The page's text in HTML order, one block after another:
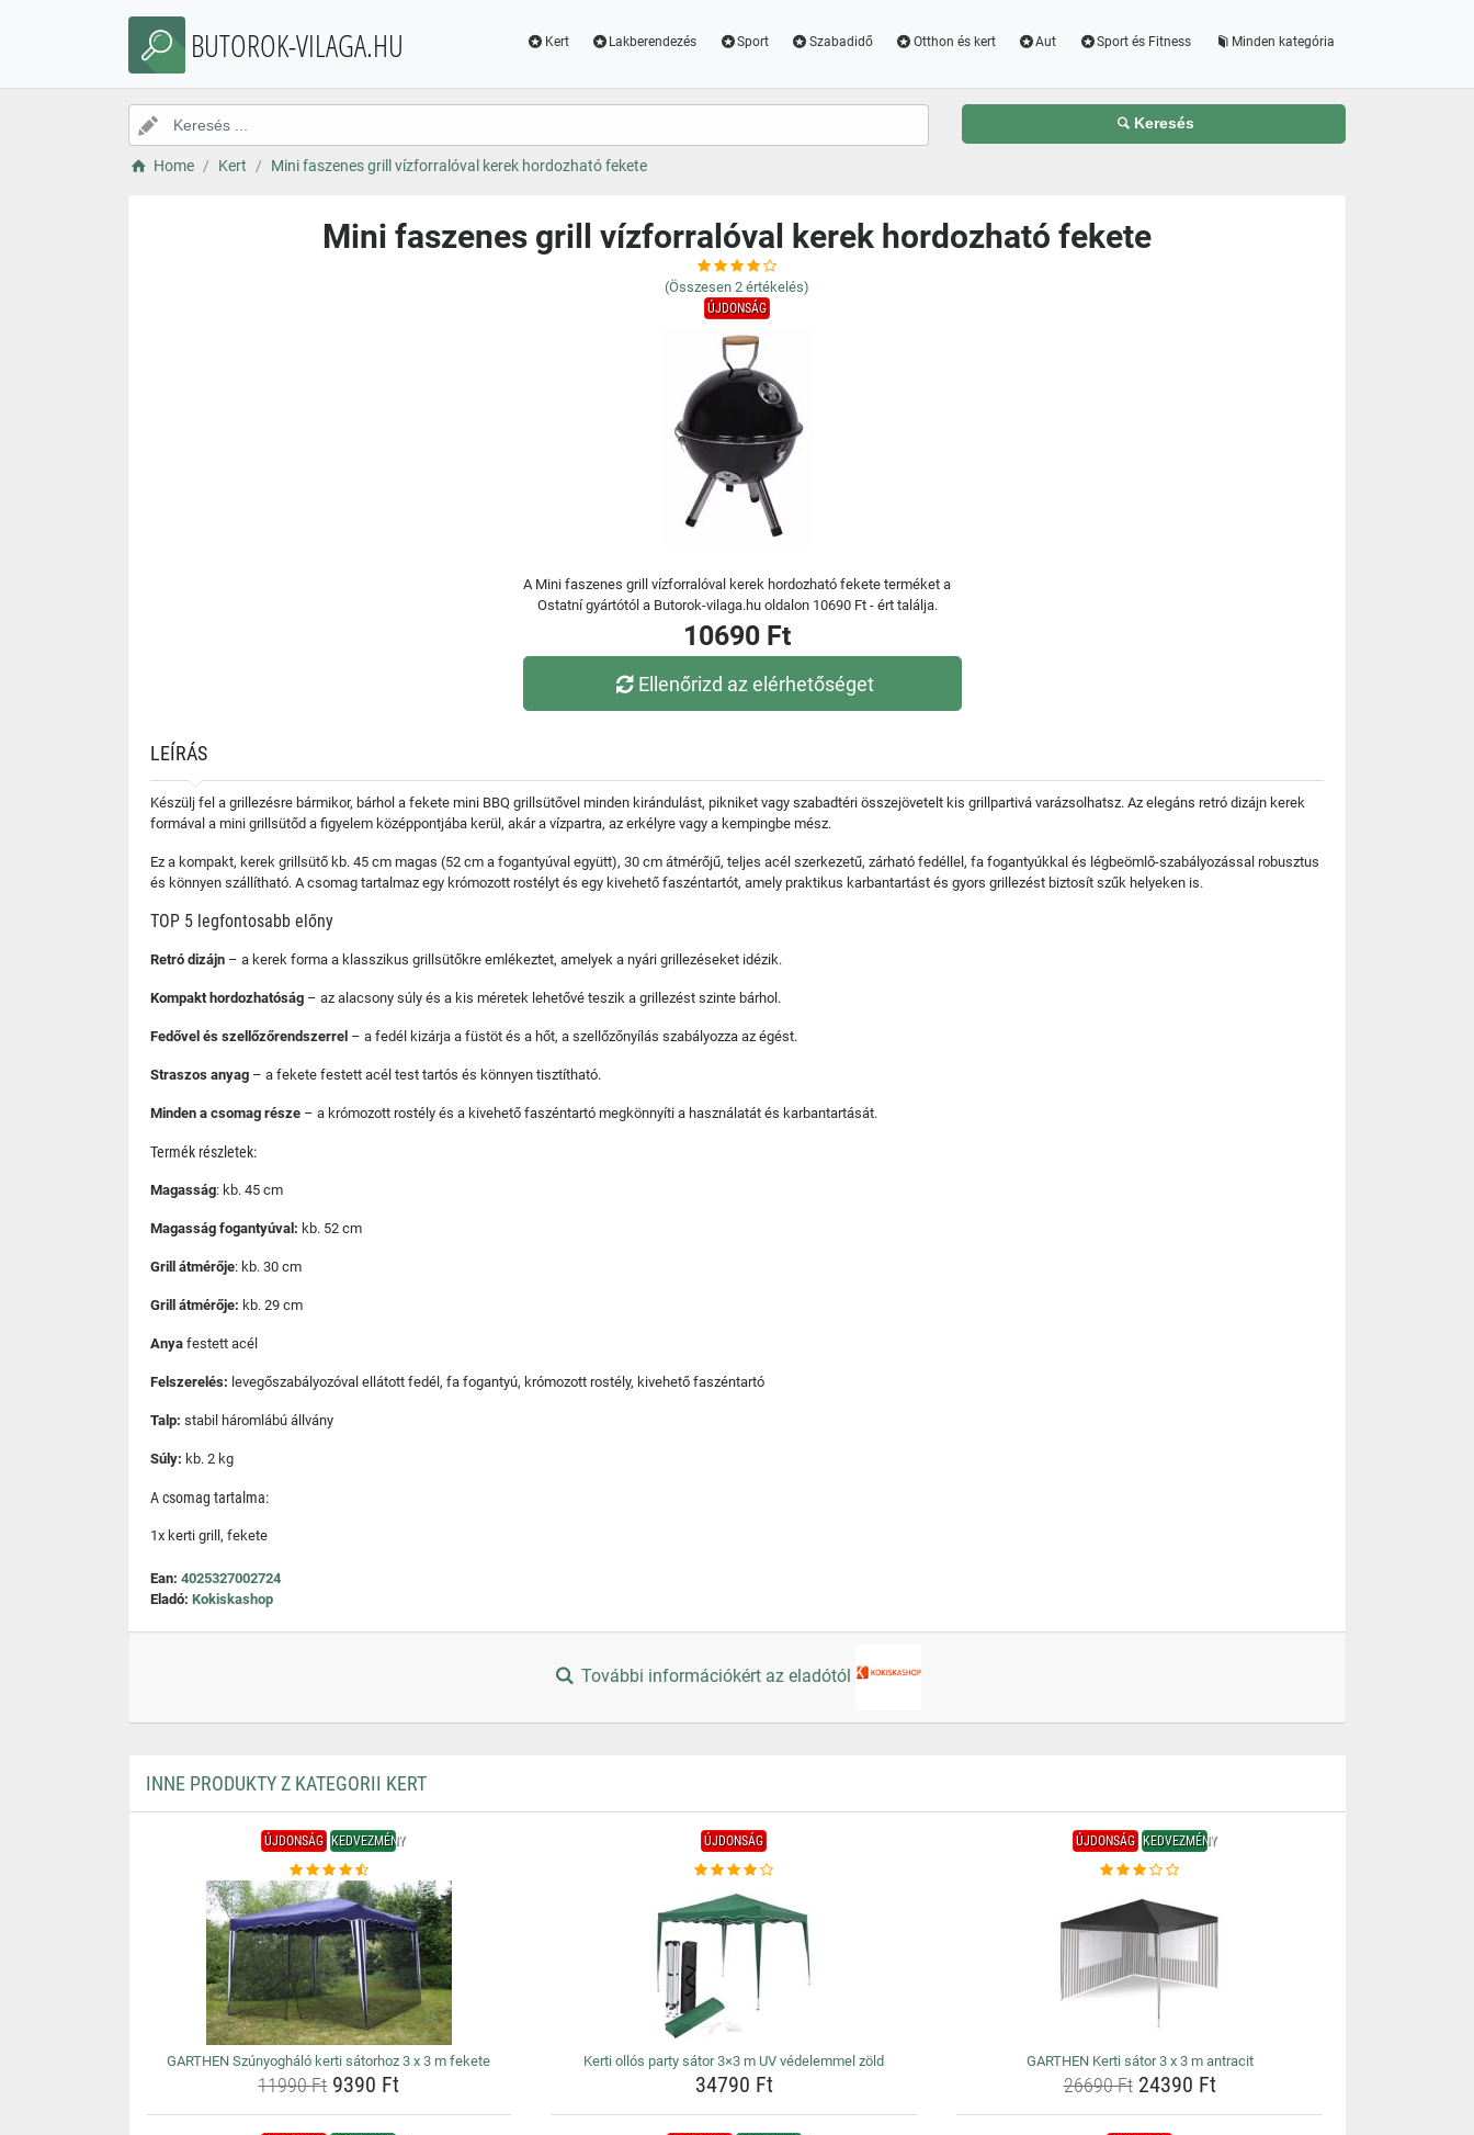
BUTOROK-VILAGA.HU Kert Lakberendezés Sport Szabadidő Otthon és kert Aut Sport és Fitness Minden kategória
Keresés
Home Kert Mini faszenes grill vízforralóval kerek hordozható fekete
Mini faszenes grill vízforralóval kerek hordozható fekete
(Összesen 2 értékelés)
ÚJDONSÁG
A Mini faszenes grill vízforralóval kerek hordozható fekete terméket a
Ostatní gyártótól a Butorok-vilaga.hu oldalon 10690 Ft - ért találja.
10690 Ft
Ellenőrizd az elérhetőséget
LEÍRÁS
Készülj fel a grillezésre bármikor, bárhol a fekete mini BBQ grillsütővel minden kirándulást, pikniket vagy szabadtéri összejövetelt kis grillpartivá varázsolhatsz. Az elegáns retró dizájn kerek
formával a mini grillsütőd a figyelem középpontjába kerül, akár a vízpartra, az erkélyre vagy a kempingbe mész.
Ez a kompakt, kerek grillsütő kb. 45 cm magas (52 cm a fogantyúval együtt), 30 cm átmérőjű, teljes acél szerkezetű, zárható fedéllel, fa fogantyúkkal és légbeömlő-szabályozással robusztus
és könnyen szállítható. A csomag tartalmaz egy krómozott rostélyt és egy kivehető faszéntartót, amely praktikus karbantartást és gyors grillezést biztosít szűk helyeken is.
TOP 5 legfontosabb előny
Retró dizájn – a kerek forma a klasszikus grillsütőkre emlékeztet, amelyek a nyári grillezéseket idézik.
Kompakt hordozhatóság – az alacsony súly és a kis méretek lehetővé teszik a grillezést szinte bárhol.
Fedővel és szellőzőrendszerrel – a fedél kizárja a füstöt és a hőt, a szellőzőnyílás szabályozza az égést.
Straszos anyag – a fekete festett acél test tartós és könnyen tisztítható.
Minden a csomag része – a krómozott rostély és a kivehető faszéntartó megkönnyíti a használatát és karbantartását.
Termék részletek:
Magasság: kb. 45 cm
Magasság fogantyúval: kb. 52 cm
Grill átmérője: kb. 30 cm
Grill átmérője: kb. 29 cm
Anya festett acél
Felszerelés: levegőszabályozóval ellátott fedél, fa fogantyú, krómozott rostély, kivehető faszéntartó
Talp: stabil háromlábú állvány
Súly: kb. 2 kg
A csomag tartalma:
1x kerti grill, fekete
Ean: 4025327002724
Eladó: Kokiskashop
További információkért az eladótól
INNE PRODUKTY Z KATEGORII KERT
ÚJDONSÁG KEDVEZMÉNY
GARTHEN Szúnyogháló kerti sátorhoz 3 x 3 m fekete
11990 Ft9390 Ft
ÚJDONSÁG
Kerti ollós party sátor 3×3 m UV védelemmel zöld
34790 Ft
ÚJDONSÁG KEDVEZMÉNY
GARTHEN Kerti sátor 3 x 3 m antracit
26690 Ft24390 Ft